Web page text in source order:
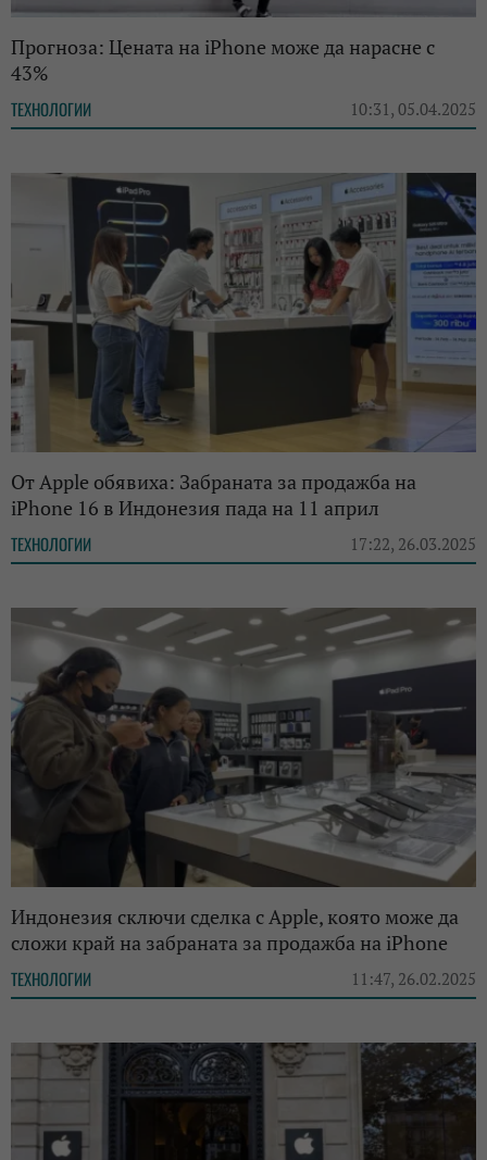
Прогноза: Цената на iPhone може да нарасне с
43%
ТЕХНОЛОГИИ 10:31, 05.04.2025
От Apple обявиха: Забраната за продажба на
iPhone 16 в Индонезия пада на 11 април
ТЕХНОЛОГИИ 17:22, 26.03.2025
Индонезия сключи сделка с Apple, която може да
сложи край на забраната за продажба на iPhone
ТЕХНОЛОГИИ 11:47, 26.02.2025